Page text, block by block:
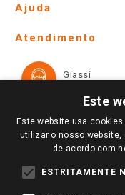
Lojas Físicas e
Ofertas
Televendas
Notícias
Perguntas frequentes
Identidade Visual
Ajuda
Formas de Pagamento
Trocas e Devoluções
Atendimento
Giassi
Redes Sociais
Este
Este website usa
utilizar o nosso
de acordo com
ESTRITAMENTE